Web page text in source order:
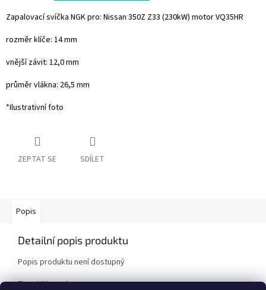
Zapalovací svíčka NGK pro: Nissan 350Z Z33 (230kW) motor VQ35HR
rozměr klíče: 14 mm
vnější závit: 12,0 mm
průměr vlákna: 26,5 mm
*Ilustrativní foto
ZEPTAT SE SDÍLET
Popis
Detailní popis produktu
Popis produktu není dostupný
Doplňkové parametry